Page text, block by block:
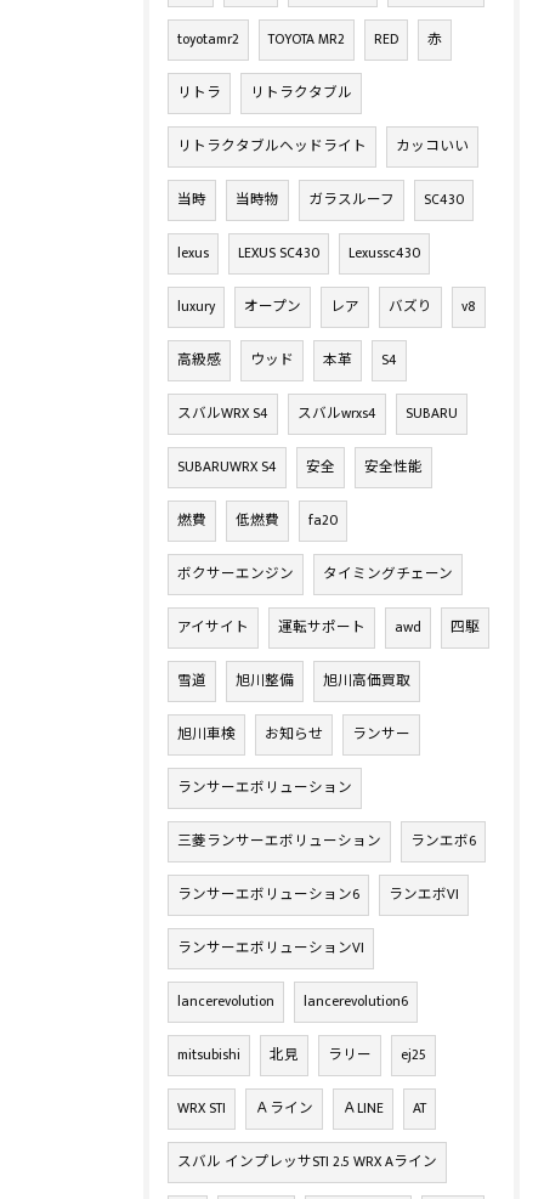
toyotamr2 TOYOTA MR2 RED 赤
リトラ リトラクタブル
リトラクタブルヘッドライト カッコいい
当時 当時物 ガラスルーフ SC430
lexus LEXUS SC430 Lexussc430
luxury オープン レア バズり v8
高級感 ウッド 本革 S4
スバルWRX S4 スバルwrxs4 SUBARU
SUBARUWRX S4 安全 安全性能
燃費 低燃費 fa20
ボクサーエンジン タイミングチェーン
アイサイト 運転サポート awd 四駆
雪道 旭川整備 旭川高価買取
旭川車検 お知らせ ランサー
ランサーエボリューション
三菱ランサーエボリューション ランエボ6
ランサーエボリューション6 ランエボVI
ランサーエボリューションVI
lancerevolution lancerevolution6
mitsubishi 北見 ラリー ej25
WRX STI Ａライン ＡLINE AT
スバル インプレッサSTI 2.5 WRX Aライン